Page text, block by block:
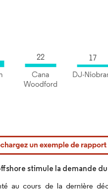
CC BY 4.0.
stimule la demande
au cours de la dernière